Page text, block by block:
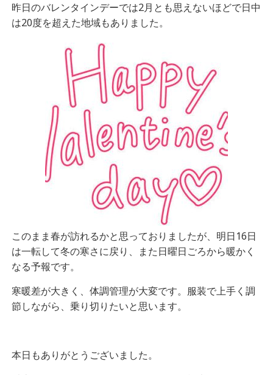
昨日のバレンタインデーでは2月とも思えないほどで日中
は20度を超えた地域もありました。
このまま春が訪れるかと思っておりましたが、明日16日
は一転して冬の寒さに戻り、また日曜日ごろから暖かく
なる予報です。
寒暖差が大きく、体調管理が大変です。服装で上手く調
節しながら、乗り切りたいと思います。
本日もありがとうございました。